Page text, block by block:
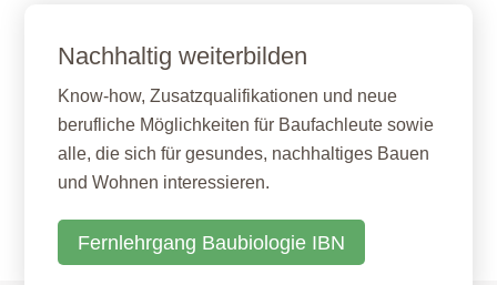
Nachhaltig weiterbilden
Know-how, Zusatzqualifikationen und neue
berufliche Möglichkeiten für Baufachleute sowie
alle, die sich für gesundes, nachhaltiges Bauen
und Wohnen interessieren.
Fernlehrgang Baubiologie IBN